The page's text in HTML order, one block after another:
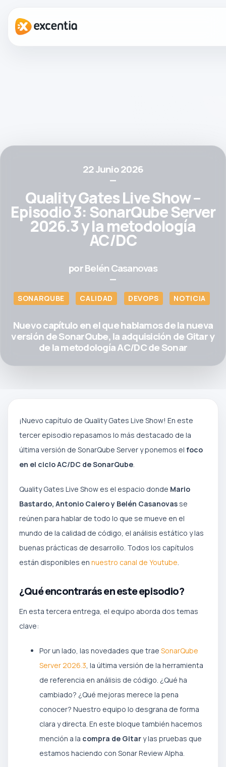
22 Junio 2026
—
Quality Gates Live Show –
Episodio 3: SonarQube Server
2026.3 y la metodología
AC/DC
porBelén Casanovas
—
SONARQUBE CALIDAD DEVOPS NOTICIA
Nuevo capítulo en el que hablamos de la nueva
versión de SonarQube, la adquisición de Gitar y
de la metodología AC/DC de Sonar
¡Nuevo capítulo de Quality Gates Live Show! En este
tercer episodio repasamos lo más destacado de la
última versión de SonarQube Server y ponemos el foco
en el ciclo AC/DC de SonarQube.
Quality Gates Live Show es el espacio donde Mario
Bastardo, Antonio Calero y Belén Casanovas se
reúnen para hablar de todo lo que se mueve en el
mundo de la calidad de código, el análisis estático y las
buenas prácticas de desarrollo. Todos los capítulos
están disponibles en nuestro canal de Youtube.
¿Qué encontrarás en este episodio?
En esta tercera entrega, el equipo aborda dos temas
clave:
Por un lado, las novedades que trae SonarQube
Server 2026.3, la última versión de la herramienta
de referencia en análisis de código. ¿Qué ha
cambiado? ¿Qué mejoras merece la pena
conocer? Nuestro equipo lo desgrana de forma
clara y directa. En este bloque también hacemos
mención a la compra de Gitar y las pruebas que
estamos haciendo con Sonar Review Alpha.